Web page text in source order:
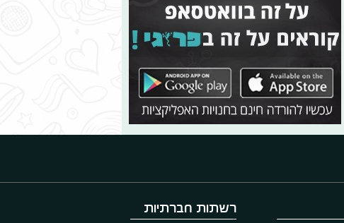
רשתות חברתיות